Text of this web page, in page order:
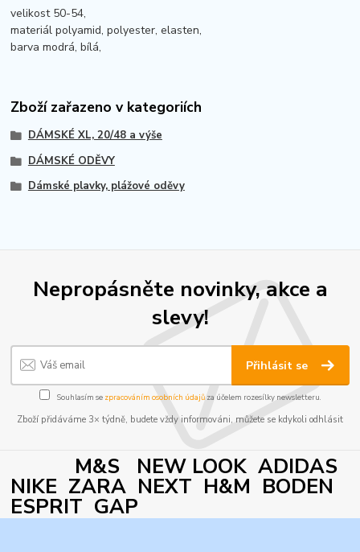
velikost 50-54,
materiál polyamid, polyester, elasten,
barva modrá, bílá,
Zboží zařazeno v kategoriích
DÁMSKÉ XL, 20/48 a výše
DÁMSKÉ ODĚVY
Dámské plavky, plážové oděvy
Nepropásněte novinky, akce a
slevy!
Přihlásit se
Souhlasím se zpracováním osobních údajůza účelem rozesílky newsletteru.
Zboží přidáváme 3× týdně, budete vždy informováni, můžete se kdykoli odhlásit
M&S NEW LOOK ADIDAS
NIKE ZARA NEXT H&M BODEN
ESPRIT GAP